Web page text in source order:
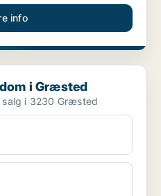
info
i Græsted
salg i 3230 Græsted